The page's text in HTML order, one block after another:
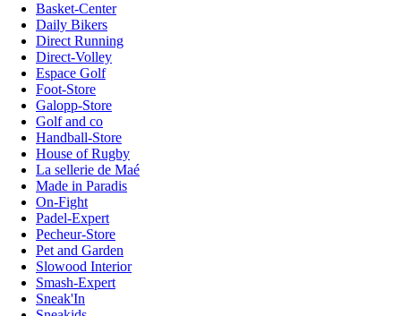
Basket-Center
Daily Bikers
Direct Running
Direct-Volley
Espace Golf
Foot-Store
Galopp-Store
Golf and co
Handball-Store
House of Rugby
La sellerie de Maé
Made in Paradis
On-Fight
Padel-Expert
Pecheur-Store
Pet and Garden
Slowood Interior
Smash-Expert
Sneak'In